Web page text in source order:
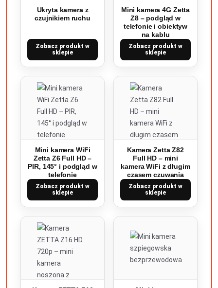
Ukryta kamera z
czujnikiem ruchu
Zobacz produkt w
sklepie
Mini kamera 4G Zetta
Z8 – podgląd w
telefonie i obiektyw
na kablu
Zobacz produkt w
sklepie
Mini kamera WiFi
Zetta Z6 Full HD –
PIR, 145° i podgląd w
telefonie
Zobacz produkt w
sklepie
Kamera Zetta Z82
Full HD – mini
kamera WiFi z długim
czasem czuwania
Zobacz produkt w
sklepie